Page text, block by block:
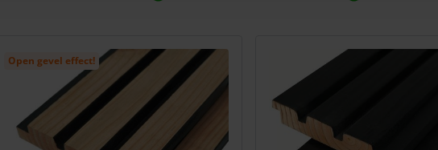
Open gevel effect!